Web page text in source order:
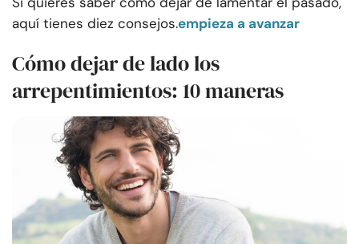
aquí tienes diez consejos.empieza a avanzar
Cómo dejar de lado los
arrepentimientos: 10 maneras